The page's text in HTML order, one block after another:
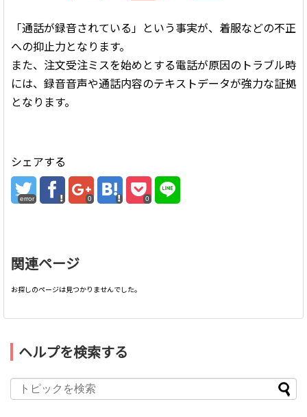
「通話が録音されている」という事実が、着服などの不正
への抑止力となります。
また、注文受注ミスを始めとする電話が原因のトラブル時
には、録音音声や通話内容のテキストデータが強力な証拠
となります。
シェアする
error 0 0
関連ページ
お探しのページは見つかりませんでした。
ヘルプを検索する